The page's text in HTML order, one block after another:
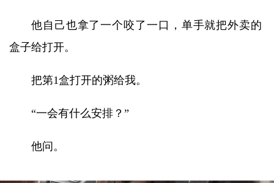
他自己也拿了一个咬了一口，单手就把外卖的
盒子给打开。
把第1盒打开的粥给我。
“一会有什么安排？”
他问。